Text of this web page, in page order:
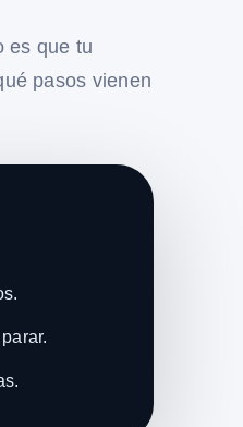
es que tu
pasos vienen